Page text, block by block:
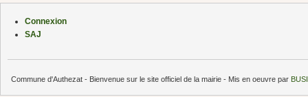
Connexion
SAJ
Commune d'Authezat - Bienvenue sur le site officiel de la mairie - Mis en oeuvre par